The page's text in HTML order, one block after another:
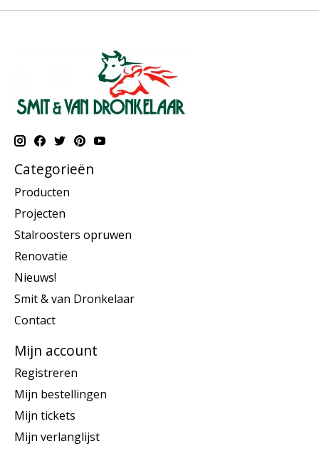
Categorieën
Producten
Projecten
Stalroosters opruwen
Renovatie
Nieuws!
Smit & van Dronkelaar
Contact
Mijn account
Registreren
Mijn bestellingen
Mijn tickets
Mijn verlanglijst